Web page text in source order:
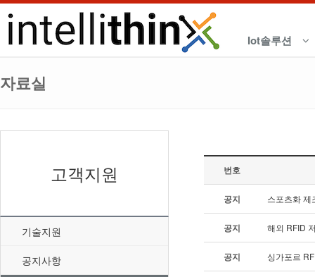
Iot솔루션
자료실
고객지원
기술지원
공지사항
번호
공지 스포츠화
공지 해외 RFID
공지 싱가포르